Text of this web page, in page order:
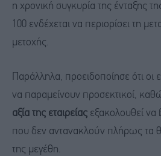
η χρονική συγκυρία της ένταξης
100 ενδέχεται να περιορίσει τη
μετοχής.
Παράλληλα, προειδοποίησε ότι οι
να παραμείνουν προσεκτικοί,
αξία της εταιρείας εξακολουθεί να
που δεν αντανακλούν πλήρως τα
της μεγέθη.